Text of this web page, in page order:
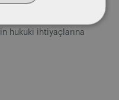
ve büyük ölçekli özel ve
küresel holdinglere
hukuki ihtiyaçlarına